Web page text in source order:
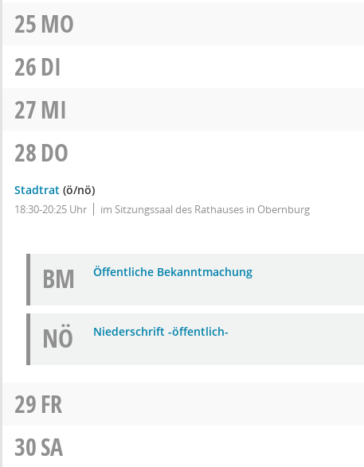
25MO
26DI
27MI
28DO
Stadtrat (ö/nö)
18:30-20:25 Uhr im Sitzungssaal des Rathauses in Obernburg
BM Öffentliche Bekanntmachung
NÖ Niederschrift -öffentlich-
29FR
30SA